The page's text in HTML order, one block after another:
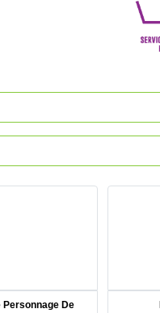
Personnage De